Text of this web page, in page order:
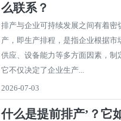
么联系？
排产与企业可持续发展之间有着密
产，即生产排程，是指企业根据市
供应、设备能力等多方面因素，制
它不仅决定了企业生产...
2026-07-03
什么是提前排产’？它